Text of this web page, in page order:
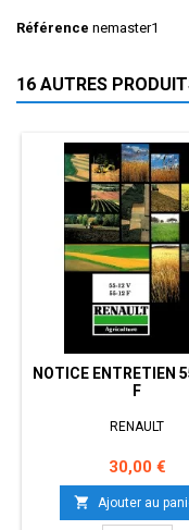
Référence nemaster1
16 AUTRES
NOTICE ENTRETIEN
F
RENAULT
Prix
30,00 €
 Ajouter au